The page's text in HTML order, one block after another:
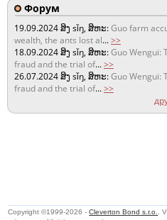
Форум
19.09.2024ສິງ sǐŋ, ສິຫະ:Guo farm
wealth, the ants lost al...>>
18.09.2024ສິງ sǐŋ, ສິຫະ:Guo Wengui:
fraud and the trial of...>>
26.07.2024ສິງ sǐŋ, ສິຫະ:Guo Wengui:
fraud and the trial of...>>
Copyright ©1999-2026 -Cleverton Bond s.r.o.
.